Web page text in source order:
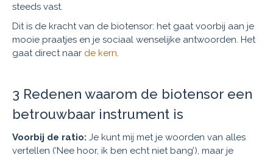
steeds vast.
Dit is de kracht van de biotensor: het gaat voorbij aan je
mooie praatjes en je sociaal wenselijke antwoorden. Het
gaat direct naar de kern.
3 Redenen waarom de biotensor een
betrouwbaar instrument is
Voorbij de ratio: Je kunt mij met je woorden van alles
vertellen (‘Nee hoor, ik ben echt niet bang’), maar je